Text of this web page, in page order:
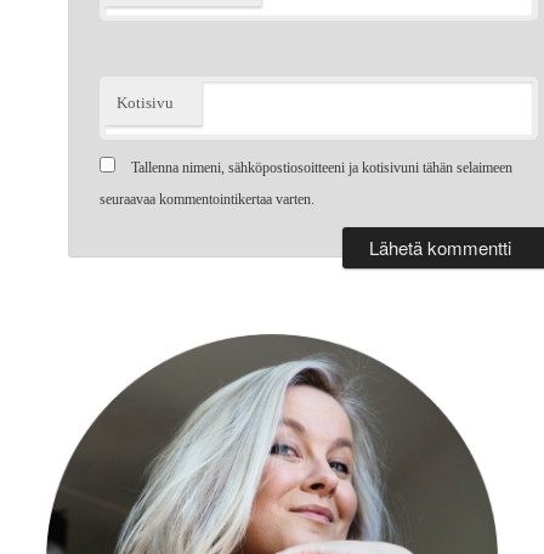
Kotisivu
Tallenna nimeni, sähköpostiosoitteeni ja kotisivuni tähän selaimeen
seuraavaa kommentointikertaa varten.